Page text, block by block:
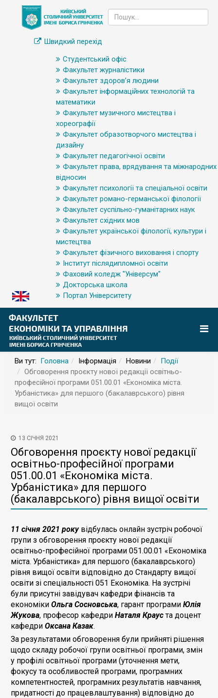
Швидкий перехід
Студентський офіс
Факультет журналістики
Факультет здоров’я людини
Факультет інформаційних технологій та
математики
Факультет музичного мистецтва і
хореографії
Факультет образотворчого мистецтва і
дизайну
Факультет педагогічної освіти
Факультет права, врядування та міжнародних
відносин
Факультет психології та спеціальної освіти
Факультет романо-германської філології
Факультет суспільно-гуманітарних наук
Факультет східних мов
Факультет української філології, культури і
мистецтва
Факультет фізичного виховання і спорту
Інститут післядипломної освіти
Фаховий коледж "Універсум"
Докторська школа
Портал Університету
Ви тут: Головна Інформація Новини
Події
Обговорення проєкту нової редакції освітньо-
професійної програми 051.00.01 «Економіка міста.
Урбаністика» для першого (бакалаврського) рівня
вищої освіти
13 СІЧНЯ 2021
Обговорення проєкту нової редакції
освітньо-професійної програми
051.00.01 «Економіка міста.
Урбаністика» для першого
(бакалаврського) рівня вищої освіти
11 січня 2021 рокувідбулась онлайн зустріч робочої
групи з обговорення проєкту нової редакції
освітньо-професійної програми 051.00.01 «Економіка
міста. Урбаністика» для першого (бакалаврського)
рівня вищої освіти відповідно до Стандарту вищої
освіти зі спеціальності 051 Економіка. На зустрічі
були присутні завідувач кафедри фінансів та
економіки Ольга Сосновська, гарант програми Юлія
Жукова, професор кафедри Наталя Крауста доцент
кафедри Оксана Казак.
За результатами обговорення були прийняті рішення
щодо складу робочої групи освітньої програми, змін
у профілі освітньої програми (уточнення мети,
фокусу та особливостей програми, програмних
компетентностей, програмних результатів навчання,
придатності до працевлаштування) відповідно до